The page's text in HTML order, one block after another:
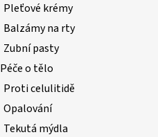
Pleťové krémy
Balzámy na rty
Zubní pasty
Péče o tělo
Proti celulitidě
Opalování
Tekutá mýdla